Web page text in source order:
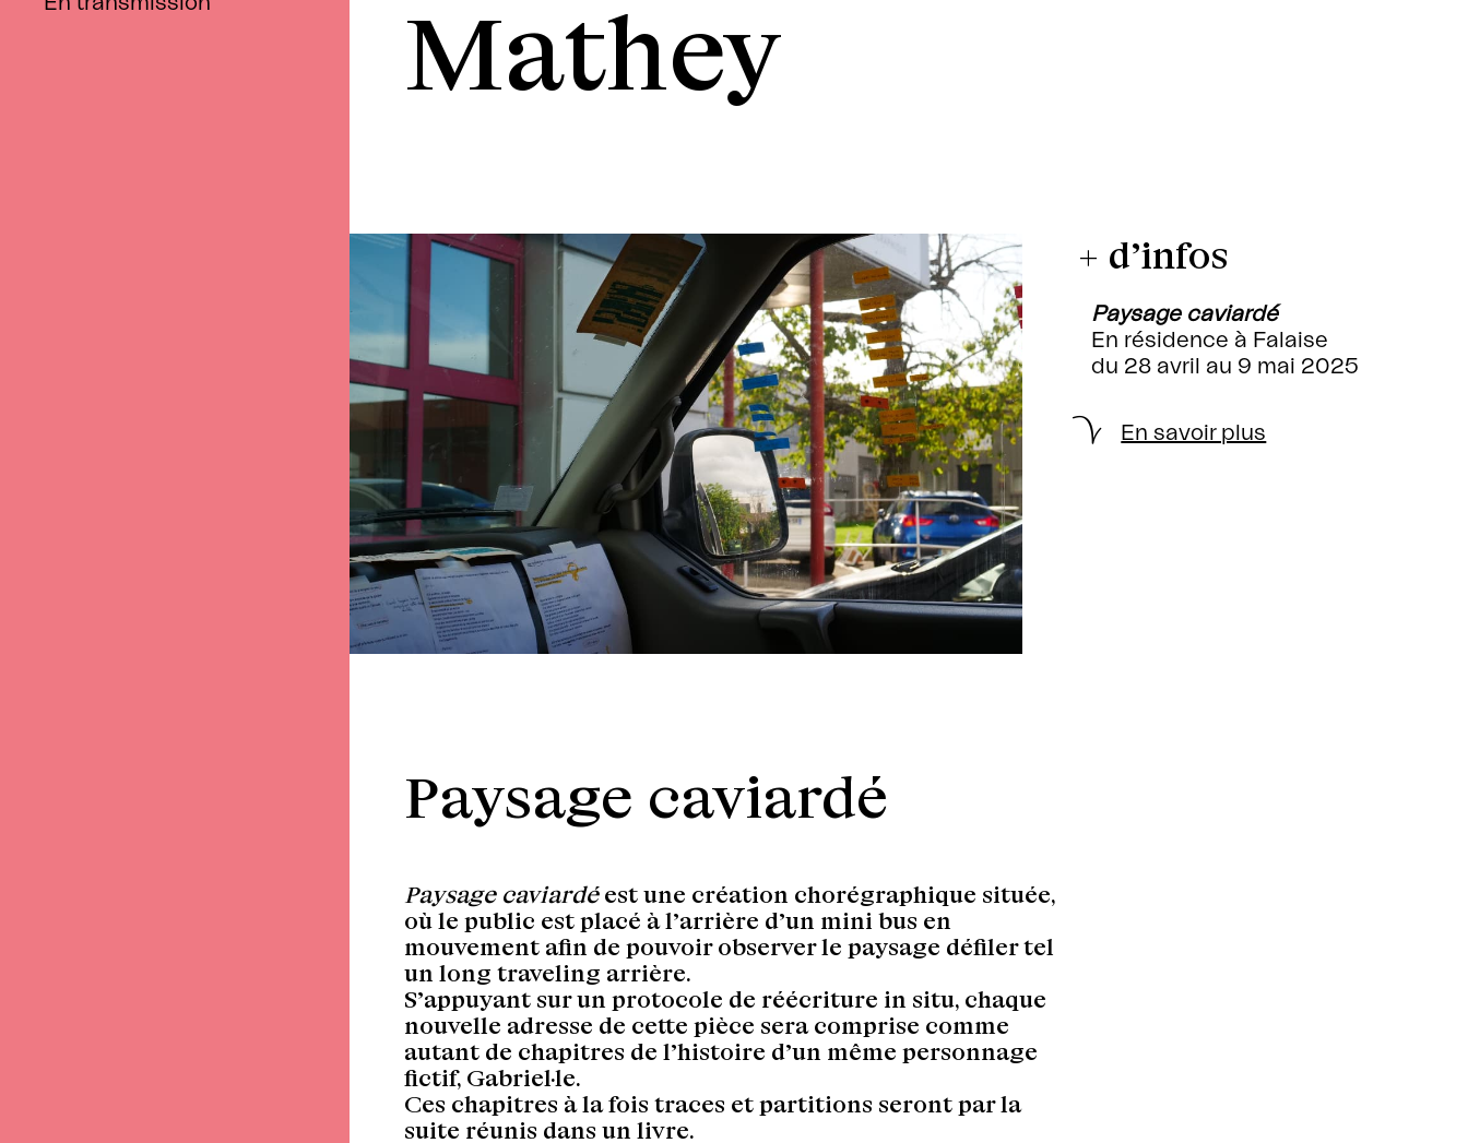
Mathey
+ d’infos
Paysage caviardé
En résidence à Falaise
du 28 avril au 9 mai 2025
En savoir plus
Paysage caviardé
Paysage caviardé est une création chorégraphique située,
où le public est placé à l’arrière d’un mini bus en
mouvement afin de pouvoir observer le paysage défiler tel
un long traveling arrière.
S’appuyant sur un protocole de réécriture in situ, chaque
nouvelle adresse de cette pièce sera comprise comme
autant de chapitres de l’histoire d’un même personnage
fictif, Gabriel·le.
Ces chapitres à la fois traces et partitions seront par la
suite réunis dans un livre.